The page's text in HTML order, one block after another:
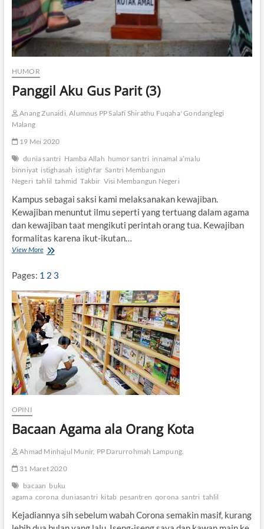
HUMOR
Panggil Aku Gus Parit (3)
Anang Zunaidi, Alumnus PP Salafi Shirathu Fuqaha' Gondanglegi
Malang
19 Mei 2020
dunia santri Hamba Allah humor santri innamal a’malu
binniyat istighasah istighfar Santri Membangun
Negeri tahlil tahmid Takbir Visi Membangun Negeri
Kampus sebagai saksi kami melaksanakan kewajiban.
Kewajiban menuntut ilmu seperti yang tertuang dalam agama
dan kewajiban taat mengikuti perintah orang tua. Kewajiban
formalitas karena ikut-ikutan…
View MoreP
g
g
i
l
A
k
u
G
u
s
P
a
t
3
Pages: 1 2 3
OPINI
Bacaan Agama ala Orang Kota
Ahmad Minhajul Munir, PP Darurrohmah Lampung.
31 Maret 2020
bacaan buku
agama corona duniasantri kitab pesantren qorona santri tahlil
Kejadiannya sih sebelum wabah Corona semakin masif, kurang